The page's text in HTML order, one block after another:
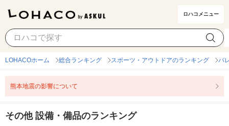
ロハコメニュー
その他 設備・備品 カテゴリ選択
LOHACOホーム 総合ランキング スポーツ・アウトドアのランキング バ
熊本地震の影響について
その他 設備・備品のランキング